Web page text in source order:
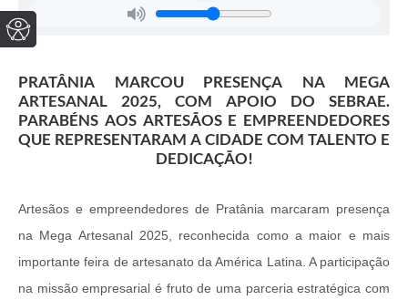
PRATÂNIA MARCOU PRESENÇA NA MEGA
ARTESANAL 2025, COM APOIO DO SEBRAE.
PARABÉNS AOS ARTESÃOS E EMPREENDEDORES
QUE REPRESENTARAM A CIDADE COM TALENTO E
DEDICAÇÃO!
Artesãos e empreendedores de Pratânia marcaram presença
na Mega Artesanal 2025, reconhecida como a maior e mais
importante feira de artesanato da América Latina. A participação
na missão empresarial é fruto de uma parceria estratégica com